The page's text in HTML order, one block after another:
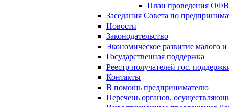
План проведения
Заседания Совета по
Новости
Законодательство
Экономическое развитие малого и
Государственная поддержка
Реестр получателей гос.
Контакты
В помощь предпринимателю
Перечень органов,